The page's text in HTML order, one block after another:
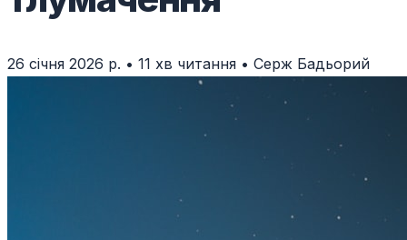
26 січня 2026 р. • 11 хв читання • Серж Бадьорий